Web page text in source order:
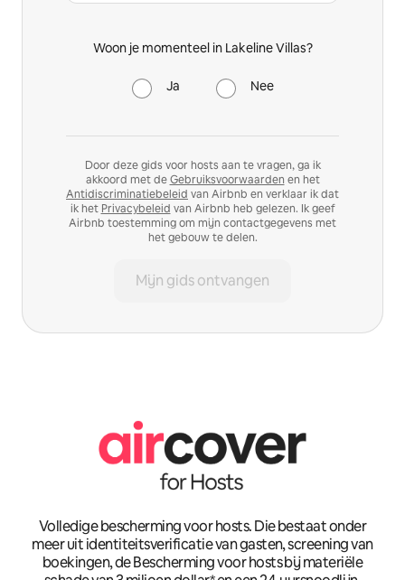
Woon je momenteel in Lakeline Villas?
Ja Nee
Door deze gids voor hosts aan te vragen, ga ik
akkoord met deGebruiksvoorwaarden en het
Antidiscriminatiebeleid van Airbnb en verklaar ik dat
ik het Privacybeleid van Airbnb heb gelezen. Ik geef
Airbnb toestemming om mijn contactgegevens met
het gebouw te delen.
Mijn gids ontvangen
Volledige bescherming voor hosts. Die bestaat onder
meer uit identiteitsverificatie van gasten, screening van
boekingen, de Bescherming voor hosts bij materiële